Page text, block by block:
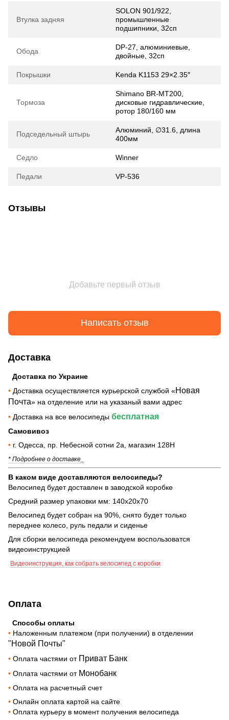
Втулка задняя
SOLON 901/922,
промышленные
подшипники, 32сп
Обода
DP-27, алюминиевые,
двойные, 32сп
Покрышки Kenda K1153 29×2.35″
Тормоза
Shimano BR-MT200,
дисковые гидравлические,
ротор 180/160 мм
Подседельный штырь
Алюминий, ∅31.6, длина
400мм
Седло Winner
Педали VP-536
Отзывы
Добавьте первый отзыв
Написать отзыв
Доставка
Доставка по Украине
• Доставка осуществляется курьерской службой «Новая
Почта» на отделение или на указаный вами адрес
• Доставка на все велосипеды бесплатная
Самовивоз
• г. Одесса, пр. Небесной сотни 2а, магазин 128Н
* Подробнее о доставке_
В каком виде доставляются велосипеды?
Велосипед будет доставлен в заводской коробке
Средний размер упаковки мм: 140х20х70
Велосипед будет собран на 90%, снято будет только
переднее колесо, руль педали и сиденье
Для сборки велосипеда рекомендуем воспользоватся
видеоинструкцией
Видеоинструкция, как собрать велосипед с коробки
Оплата
Способы оплаты
• Наложенным платежом (при получении) в отделении
"Новой Почты"
• Оплата частями от Приват Банк
• Оплата частями от Монобанк
• Оплата на расчетный счет
• Онлайн оплата картой на сайте
• Оплата курьеру в момент получения велосипеда